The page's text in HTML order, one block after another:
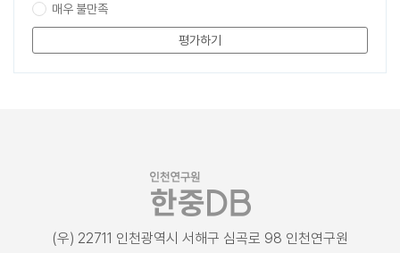
매우 불만족
평가하기
(우) 22711 인천광역시 서해구 심곡로 98 인천연구원